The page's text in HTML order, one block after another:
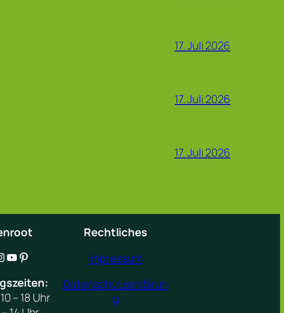
17. Juli 2026
17. Juli 2026
17. Juli 2026
YouTube Pinterest
– 18 Uhr
Rechtliches
Impressum
Datenschutzerklärun
g